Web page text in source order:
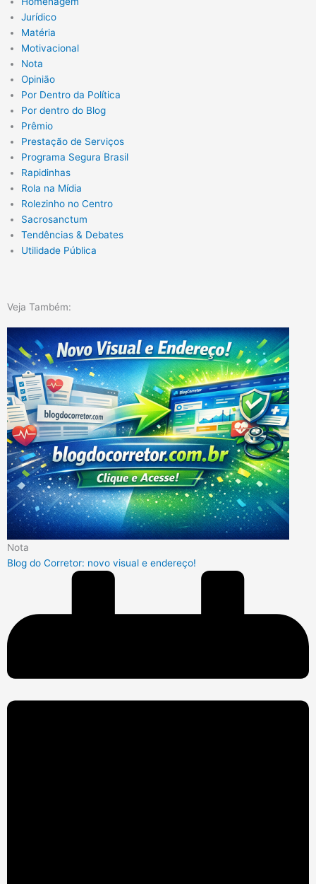
Jurídico
Matéria
Motivacional
Nota
Opinião
Por Dentro da Política
Por dentro do Blog
Prêmio
Prestação de Serviços
Programa Segura Brasil
Rapidinhas
Rola na Mídia
Rolezinho no Centro
Sacrosanctum
Tendências & Debates
Utilidade Pública
Veja Também:
Nota
Blog do Corretor: novo visual e endereço!